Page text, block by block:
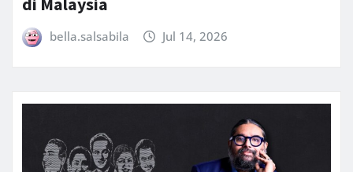
bella.salsabila Jul 14, 2026